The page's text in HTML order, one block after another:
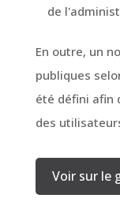
de
En outre, un
publiques
été défini afin
des
Voir sur le